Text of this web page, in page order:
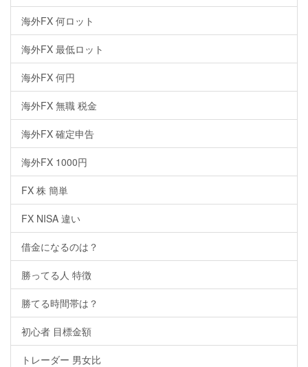
海外FX 何ロット
海外FX 最低ロット
海外FX 何円
海外FX 無職 税金
海外FX 確定申告
海外FX 1000円
FX 株 簡単
FX NISA 違い
借金になるのは？
勝ってる人 特徴
勝てる時間帯は？
初心者 目標金額
トレーダー 男女比